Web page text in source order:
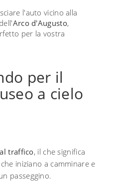
l'auto vicino alla
Arco d'Augusto,
per la vostra
per il
a cielo
traffico, il che significa
iniziano a camminare e
passeggino.